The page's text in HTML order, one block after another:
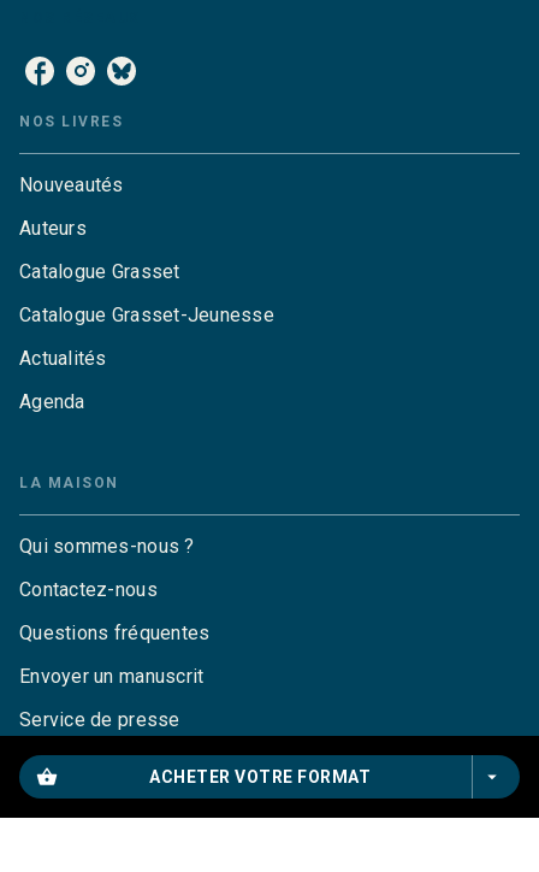
shopping_basket ACHETER VOTRE FORMAT arrow_drop_down
NOS LIVRES
Nouveautés
Auteurs
Catalogue Grasset
Catalogue Grasset-Jeunesse
Actualités
Agenda
LA MAISON
Qui sommes-nous ?
Contactez-nous
Questions fréquentes
Envoyer un manuscrit
Service de presse
Droits